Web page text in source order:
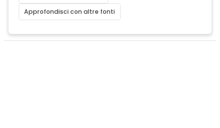
Approfondisci con altre fonti